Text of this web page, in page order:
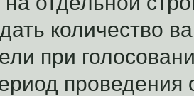
количество
при
проведения